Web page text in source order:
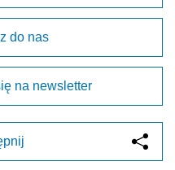
do nas
na newsletter